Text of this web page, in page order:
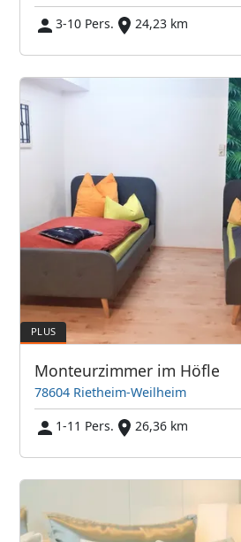
3-10 Pers.
24,23 km
Monteurzimmer im Höfle
78604 Rietheim-Weilheim
1-11 Pers.
26,36 km